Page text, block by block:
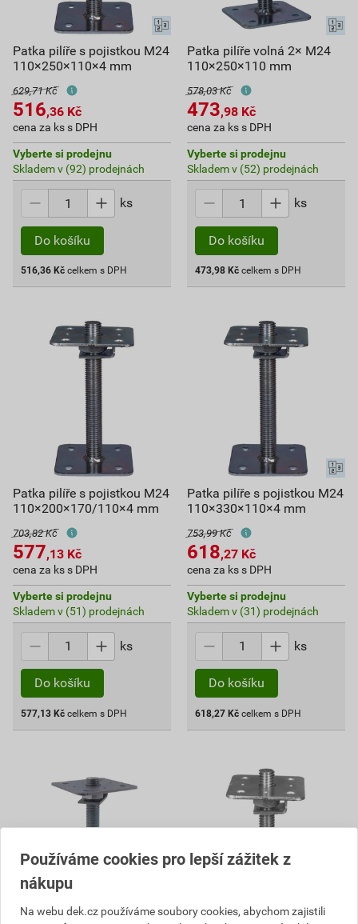
Patka pilíře s pojistkou M24
110×250×110×4 mm
629,71 Kč
516,36 Kč
cena za ks s DPH
Vyberte si prodejnu
Skladem v (92) prodejnách
ks
Do košíku
516,36 Kč celkem s DPH
Patka pilíře volná 2× M24
110×250×110 mm
578,03 Kč
473,98 Kč
cena za ks s DPH
Vyberte si prodejnu
Skladem v (52) prodejnách
ks
Do košíku
473,98 Kč celkem s DPH
Patka pilíře s pojistkou M24
110×200×170/110×4 mm
703,82 Kč
577,13 Kč
cena za ks s DPH
Vyberte si prodejnu
Skladem v (51) prodejnách
ks
Do košíku
577,13 Kč celkem s DPH
Patka pilíře s pojistkou M24
110×330×110×4 mm
753,99 Kč
618,27 Kč
cena za ks s DPH
Vyberte si prodejnu
Skladem v (31) prodejnách
ks
Do košíku
618,27 Kč celkem s DPH
Používáme cookies pro lepší zážitek z
nákupu
Na webu dek.cz používáme soubory cookies, abychom zajistili